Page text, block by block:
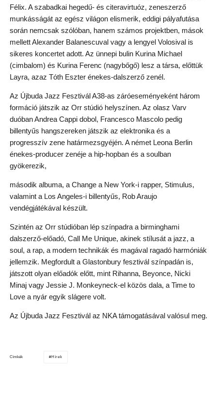
Félix. A szabadkai hegedű- és citeravirtuóz, zeneszerző
munkásságát az egész világon elismerik, eddigi pályafutása
során nemcsak szólóban, hanem számos projektben, mások
mellett Alexander Balanescuval vagy a lengyel Volosival is
sikeres koncertet adott. Az ünnepi bulin Kurina Michael
(cimbalom) és Kurina Ferenc (nagybőgő) lesz a társa, előttük
Layra, azaz Tóth Eszter énekes-dalszerző zenél.
Az Újbuda Jazz Fesztivál A38-as záróeseményeként három
formáció játszik az Orr stúdió helyszínen. Az olasz Varv
duóban Andrea Cappi dobol, Francesco Mascolo pedig
billentyűs hangszereken játszik az elektronika és a
progresszív zene határmezsgyéjén. A német Leona Berlin
énekes-producer zenéje a hip-hopban és a soulban
gyökerezik,
második albuma, a Change a New York-i rapper, Stimulus,
valamint a Los Angeles-i billentyűs, Rob Araujo
vendégjátékával készült.
Szintén az Orr stúdióban lép színpadra a birminghami
dalszerző-előadó, Call Me Unique, akinek stílusát a jazz, a
soul, a rap, a modern technikák és magával ragadó harmóniák
jellemzik. Megfordult a Glastonbury fesztivál színpadán is,
játszott olyan előadók előtt, mint Rihanna, Beyonce, Nicki
Minaj vagy Jessie J. Monkeyneck-el közös dala, a Time to
Love a nyár egyik slágere volt.
Az Újbuda Jazz Fesztivál az NKA támogatásával valósul meg.
Címkék Hírek